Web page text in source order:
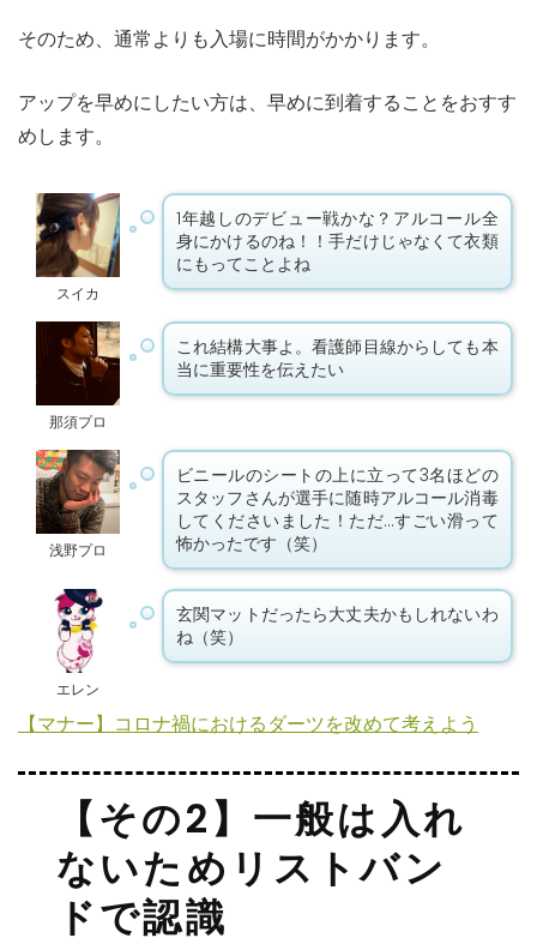
そのため、通常よりも入場に時間がかかります。
アップを早めにしたい方は、早めに到着することをおすす
めします。
スイカ
1年越しのデビュー戦かな？アルコール全
身にかけるのね！！手だけじゃなくて衣類
にもってことよね
那須プロ
これ結構大事よ。看護師目線からしても本
当に重要性を伝えたい
浅野プロ
ビニールのシートの上に立って3名ほどの
スタッフさんが選手に随時アルコール消毒
してくださいました！ただ…すごい滑って
怖かったです（笑）
エレン
玄関マットだったら大丈夫かもしれないわ
ね（笑）
【マナー】コロナ禍におけるダーツを改めて考えよう
【その2】一般は入れ
ないためリストバン
ドで認識